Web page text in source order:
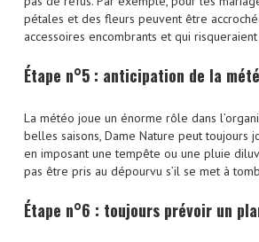
pétales et des fleurs peuvent être
accessoires encombrants et qui risqueraient
Étape n°5 : anticipation de la
La météo joue un énorme rôle dans
belles saisons, Dame Nature peut toujours
en imposant une tempête ou une pluie
pas être pris au dépourvu s’il se met à
Étape n°6 : toujours prévoir un